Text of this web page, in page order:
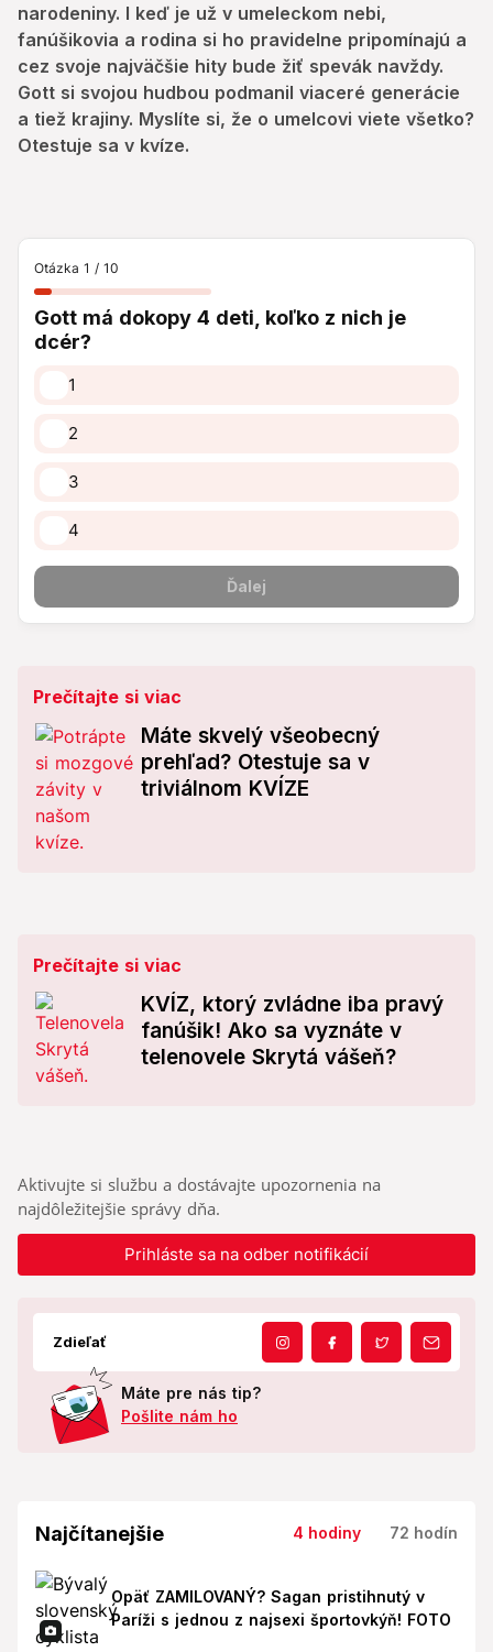
narodeniny. I keď je už v umeleckom nebi,
fanúšikovia a rodina si ho pravidelne pripomínajú a
cez svoje najväčšie hity bude žiť spevák navždy.
Gott si svojou hudbou podmanil viaceré generácie
a tiež krajiny. Myslíte si, že o umelcovi viete všetko?
Otestuje sa v kvíze.
Prečítajte si viac
Máte skvelý všeobecný
prehľad? Otestuje sa v
triviálnom KVÍZE
Prečítajte si viac
KVÍZ, ktorý zvládne iba pravý
fanúšik! Ako sa vyznáte v
telenovele Skrytá vášeň?
Aktivujte si službu a dostávajte upozornenia na
najdôležitejšie správy dňa.
Prihláste sa na odber notifikácií
Zdieľať
Máte pre nás tip?
Pošlite nám ho
Najčítanejšie 4 hodiny 72 hodín
Opäť ZAMILOVANÝ? Sagan pristihnutý v
Paríži s jednou z najsexi športovkýň! FOTO